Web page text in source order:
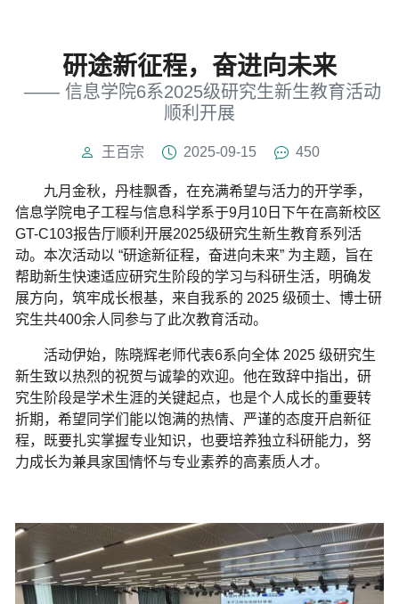
研途新征程，奋进向未来
​ —— 信息学院6系2025级研究生新生教育活动
顺利开展
王百宗 2025-09-15 450
九月金秋，丹桂飘香，在充满希望与活力的开学季，
信息学院电子工程与信息科学系于9月 10 日下午在高新校区
GT-C103报告厅顺利开展2025级研究生新生教育系列活
动。本次活动以 “研途新征程，奋进向未来” 为主题，旨在
帮助新生快速适应研究生阶段的学习与科研生活，明确发
展方向，筑牢成长根基，来自我系的 2025 级硕士、博士研
究生共400余人同参与了此次教育活动。
活动伊始，陈晓辉老师代表6系向全体 2025 级研究生
新生致以热烈的祝贺与诚挚的欢迎。他在致辞中指出，研
究生阶段是学术生涯的关键起点，也是个人成长的重要转
折期，希望同学们能以饱满的热情、严谨的态度开启新征
程，既要扎实掌握专业知识，也要培养独立科研能力，努
力成长为兼具家国情怀与专业素养的高素质人才。